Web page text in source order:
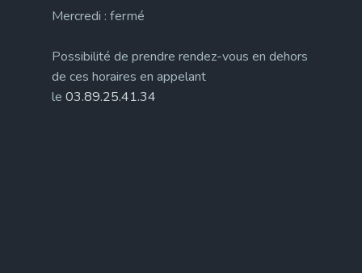
Mercredi : fermé
Possibilité de prendre rendez-vous en dehors
de ces horaires en appelant
le 03.89.25.41.34